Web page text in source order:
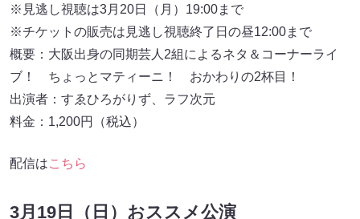
※見逃し視聴は3月20日（月）19:00まで
※チケットの販売は⾒逃し視聴終了⽇の昼12:00まで
概要：⼤阪出⾝の同期芸⼈2組によるネタ＆コーナーライ
ブ！ ちょっとマティーニ！ おかわりの2杯⽬！
出演者：すゑひろがりず、ラフ次元
料金：1,200円（税込）
配信はこちら
3月19日（日）おススメ公演